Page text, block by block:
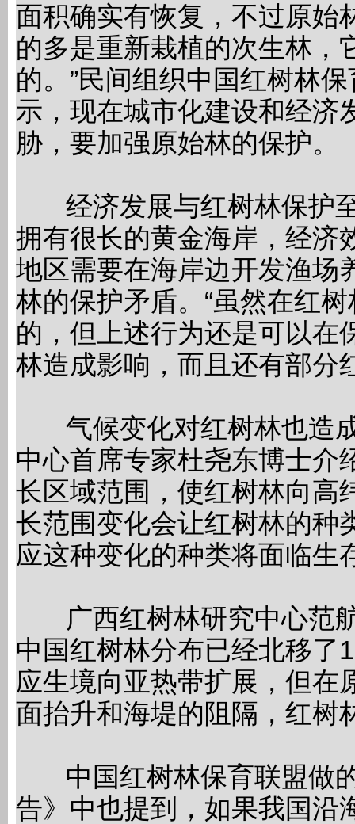
面积确实有恢复，不过原始
的多是重新栽植的次生林，
的。”民间组织中国红树林
示，现在城市化建设和经济
胁，要加强原始林的保护。
经济发展与红树林保护
拥有很长的黄金海岸，经济
地区需要在海岸边开发渔场
林的保护矛盾。“虽然在红
的，但上述行为还是可以在
林造成影响，而且还有部分
气候变化对红树林也造
中心首席专家杜尧东博士介
长区域范围，使红树林向高
长范围变化会让红树林的种
应这种变化的种类将面临生
广西红树林研究中心范
中国红树林分布已经北移了
应生境向亚热带扩展，但在
面抬升和海堤的阻隔，红树
中国红树林保育联盟做
告》中也提到，如果我国